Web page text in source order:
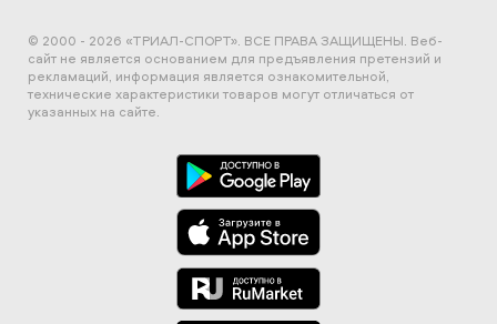
© 2000 - 2026 «ТРИАЛ-СПОРТ». ВСЕ ПРАВА ЗАЩИЩЕНЫ. Веб-
сайт не является основанием для предъявления претензий и
рекламаций, информация является ознакомительной,
технические характеристики товаров могут отличаться от
указанных на сайте.